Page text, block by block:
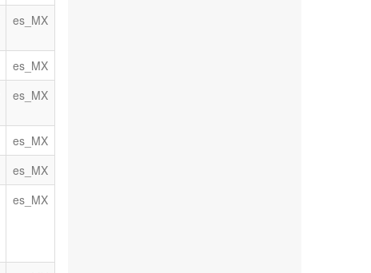
es_MX
es_MX
es_MX
es_MX
es_MX
es_MX